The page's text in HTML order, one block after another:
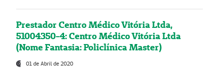
Prestador Centro Médico Vitória Ltda,
51004350-4: Centro Médico Vitória Ltda
(Nome Fantasia: Policlínica Master)
01 de Abril de 2020